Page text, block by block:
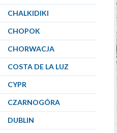
CHALKIDIKI
CHOPOK
CHORWACJA
COSTA DE LA LUZ
CYPR
CZARNOGÓRA
DUBLIN